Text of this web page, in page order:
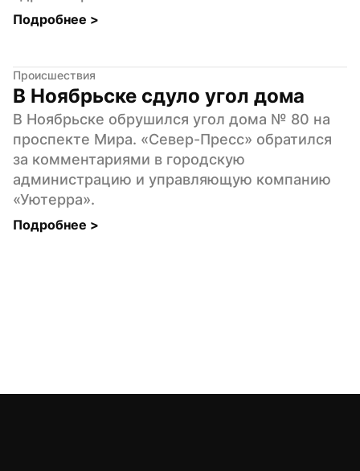
Подробнее >
Происшествия
В Ноябрьске сдуло угол дома
В Ноябрьске обрушился угол дома № 80 на
проспекте Мира. «Север-Пресс» обратился
за комментариями в городскую
администрацию и управляющую компанию
«Уютерра».
Подробнее >